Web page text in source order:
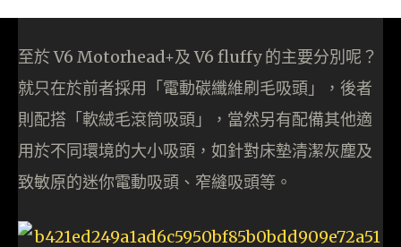
至於 V6 Motorhead+及 V6 fluffy 的主要分別呢？
就只在於前者採用「電動碳纖維刷毛吸頭」，後者
則配搭「軟絨毛滾筒吸頭」，當然另有配備其他適
用於不同環境的大小吸頭，如針對床墊清潔灰塵及
致敏原的迷你電動吸頭、窄縫吸頭等。